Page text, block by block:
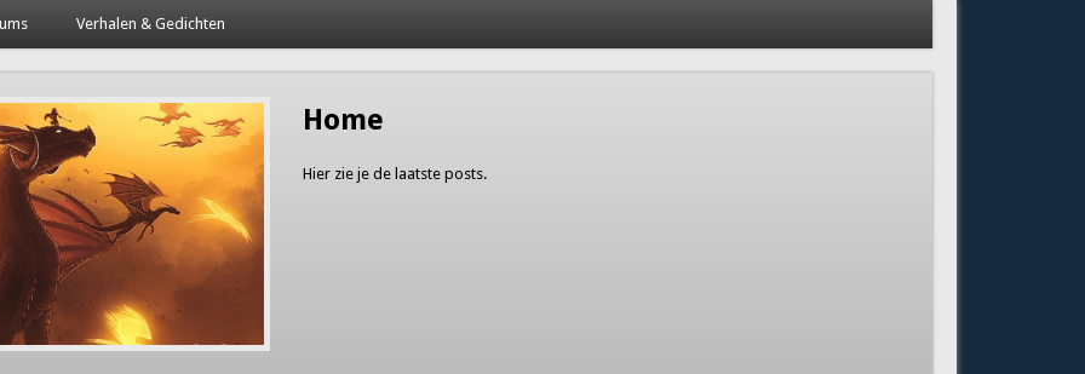
Verhalen & Gedichten
Home
Hier zie je de laatste posts.